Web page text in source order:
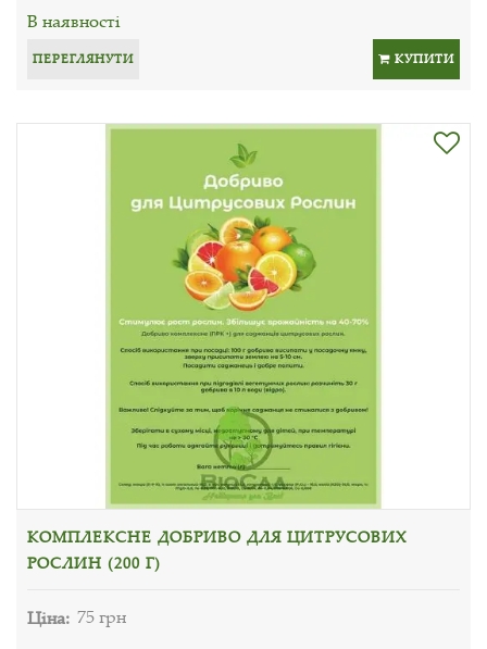
В наявності
ПЕРЕГЛЯНУТИ КУПИТИ
КОМПЛЕКСНЕ ДОБРИВО ДЛЯ ЦИТРУСОВИХ
РОСЛИН (200 Г)
Ціна: 75 грн